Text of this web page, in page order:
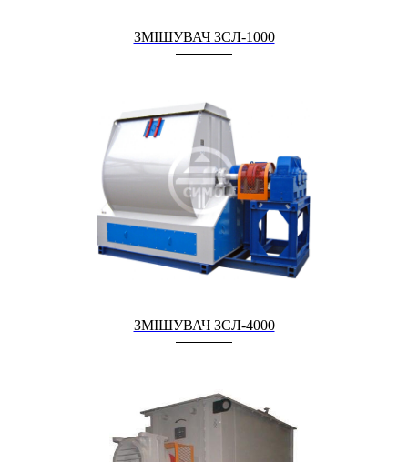
ЗМІШУВАЧ ЗСЛ-1000
ЗМІШУВАЧ ЗСЛ-4000